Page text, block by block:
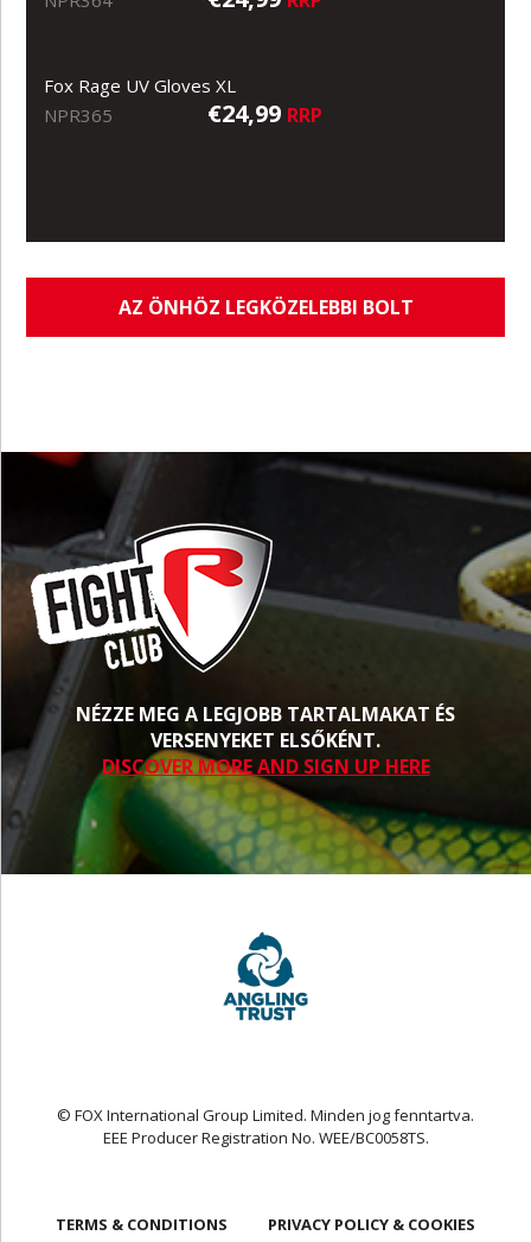
Fox Rage UV Gloves XL
NPR365
€24,99 RRP
AZ ÖNHÖZ LEGKÖZELEBBI BOLT
NÉZZE MEG A LEGJOBB TARTALMAKAT ÉS
VERSENYEKET ELSŐKÉNT.
DISCOVER MORE AND SIGN UP HERE
© FOX International Group Limited. Minden jog fenntartva.
EEE Producer Registration No. WEE/BC0058TS.
TERMS & CONDITIONS PRIVACY POLICY & COOKIES